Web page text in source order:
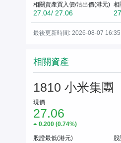
相關資產買入價/沽出價(港元)
27.04/ 27.06
相
最後更新時間: 2026-08-07
相關資產
1810 小米集團
現價
27.06
0.200(0.74%)
股證最低(港元) 股